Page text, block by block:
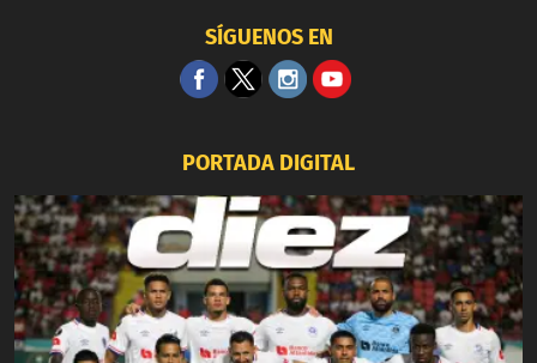
SÍGUENOS EN
PORTADA DIGITAL